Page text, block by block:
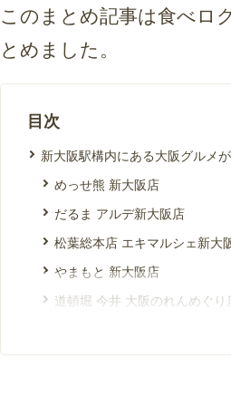
このまとめ記事は食べロ
とめました。
目次
新大阪駅構内にある大阪グルメ
めっせ熊 新大阪店
だるま アルデ新大阪店
松葉総本店 エキマルシェ新大
やまもと 新大阪店
道頓堀 今井 大阪のれんめぐり
たこ昌 新大阪駅店